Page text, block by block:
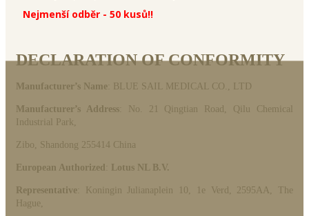
Nejmenší odběr - 50 kusů!!
DECLARATION OF CONFORMITY
Manufacturer’s Name : BLUE SAIL MEDICAL CO., LTD
Manufacturer’s Address: No. 21 Qingtian Road, Qilu Chemical
Industrial Park,
Zibo, Shandong 255414 China
European Authorized Lotus NL B.V.
Representative : Koningin Julianaplein 10, 1e Verd, 2595AA, The
Hague,